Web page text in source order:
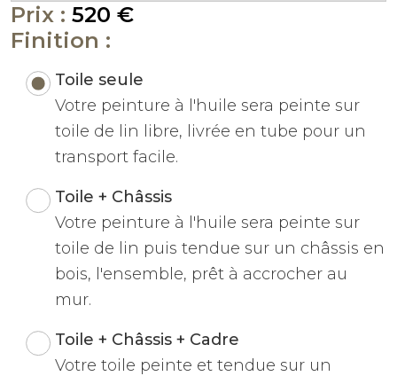
Prix : 520 €
Finition :
Toile seule
Votre peinture à l'huile sera peinte sur
toile de lin libre, livrée en tube pour un
transport facile.
Toile + Châssis
Votre peinture à l'huile sera peinte sur
toile de lin puis tendue sur un châssis en
bois, l'ensemble, prêt à accrocher au
mur.
Toile + Châssis + Cadre
Votre toile peinte et tendue sur un